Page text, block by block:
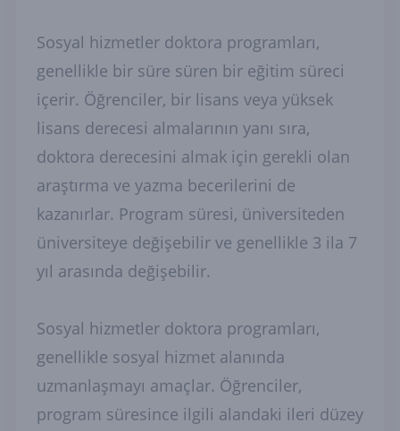
Sosyal hizmetler doktora programları,
genellikle bir süre süren bir eğitim süreci
içerir. Öğrenciler, bir lisans veya yüksek
lisans derecesi almalarının yanı sıra,
doktora derecesini almak için gerekli olan
araştırma ve yazma becerilerini de
kazanırlar. Program süresi, üniversiteden
üniversiteye değişebilir ve genellikle 3 ila 7
yıl arasında değişebilir.
Sosyal hizmetler doktora programları,
genellikle sosyal hizmet alanında
uzmanlaşmayı amaçlar. Öğrenciler,
program süresince ilgili alandaki ileri düzey